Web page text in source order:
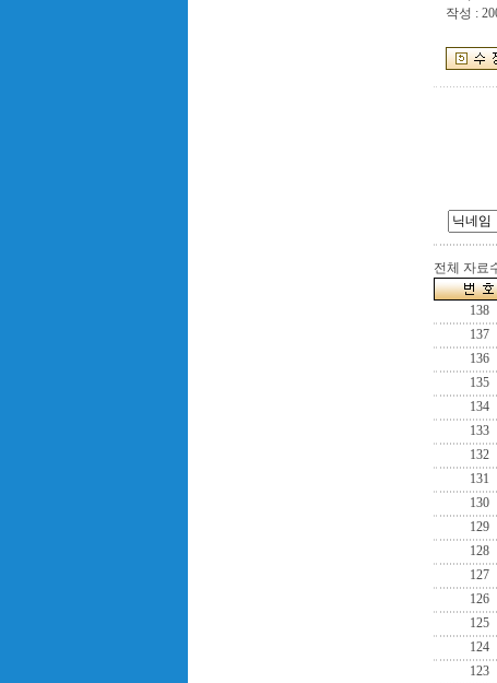
작성 :
전체 자료
138
137
136
135
134
133
132
131
130
129
128
127
126
125
124
123